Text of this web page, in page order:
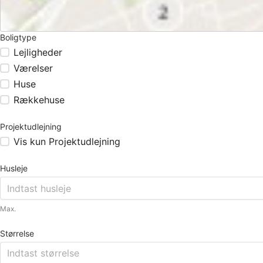
Boligtype
Lejligheder
Værelser
Huse
Rækkehuse
Projektudlejning
Vis kun Projektudlejning
Husleje
Max.
Størrelse